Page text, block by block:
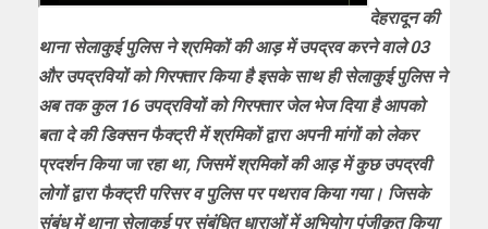
देहरादून की
थाना सेलाकुई पुलिस ने श्रमिकों की आड़ में उपद्रव करने वाले 03
और उपद्रवियों को गिरफ्तार किया है इसके साथ ही सेलाकुई पुलिस ने
अब तक कुल 16 उपद्रवियों को गिरफ्तार जेल भेज दिया है आपको
बता दे की डिक्सन फैक्ट्री में श्रमिकों द्वारा अपनी मांगों को लेकर
प्रदर्शन किया जा रहा था, जिसमें श्रमिकों की आड़ में कुछ उपद्रवी
लोगों द्वारा फैक्ट्री परिसर व पुलिस पर पथराव किया गया। जिसके
संबंध में थाना सेलाकुई पर संबंधित धाराओं में अभियोग पंजीकृत किया